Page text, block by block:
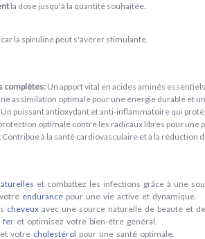
la dose jusqu'à la quantité souhaitée.
la spiruline peut s'avérer stimulante.
complètes:Un apport vital en acides aminés
assimilation optimale pour une énergie durable et
Un puissant antioxydant et anti-inflammatoire qui
optimale contre les radicaux libres pour une
Contribue à la santé cardiovasculaire et à la réduction
et combattez les infections grâce à une
endurance pour une vie active et dynamique.
cheveux avec une source naturelle de beauté et
fer et optimisez votre bien-être général.
votre cholestérol pour une santé optimale.